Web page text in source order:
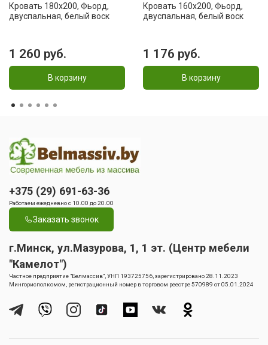
Кровать 180x200, Фьорд,
двуспальная, белый воск
1 260 руб.
В корзину
Кровать 160x200, Фьорд,
двуспальная, белый воск
1 176 руб.
В корзину
+375 (29) 691-63-36
Работаем ежедневно с 10.00 до 20.00
Заказать звонок
г.Минск, ул.Мазурова, 1, 1 эт. (Центр мебели
"Камелот")
Частное предприятие "Белмассив", УНП 193725756, зарегистрировано 28.11.2023
Мингорисполкомом, регистрационный номер в торговом реестре 570989 от 05.01.2024